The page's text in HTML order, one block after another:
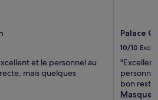
et le personnel au
mais quelques
Palace
10/10
"Excellent
bon
Masquer